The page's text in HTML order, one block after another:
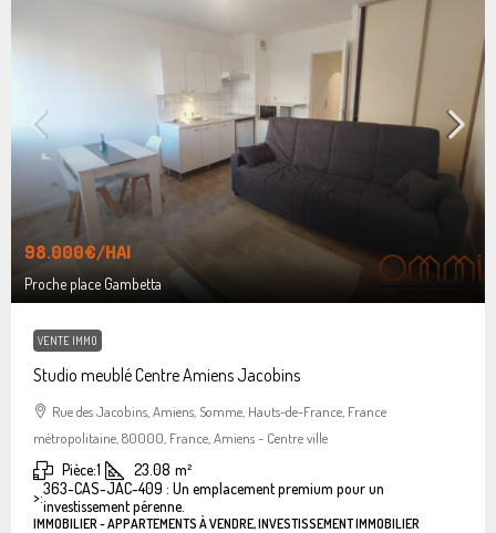
98.000€/HAI
Proche place Gambetta
VENTE IMMO
Studio meublé Centre Amiens Jacobins
Rue des Jacobins, Amiens, Somme, Hauts-de-France, France
métropolitaine, 80000, France, Amiens - Centre ville
Pièce:1 23.08 m²
>:363-CAS-JAC-409 : Un emplacement premium pour un
investissement pérenne.
IMMOBILIER - APPARTEMENTS À VENDRE, INVESTISSEMENT IMMOBILIER